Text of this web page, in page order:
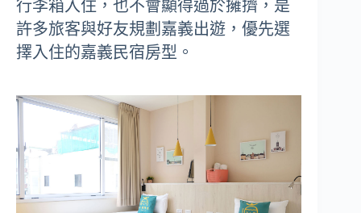
行李箱入住，也不會顯得過於擁擠，是
許多旅客與好友規劃嘉義出遊，優先選
擇入住的嘉義民宿房型。